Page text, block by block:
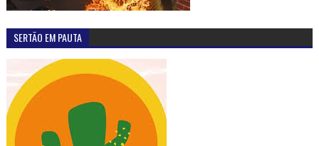
SERTÃO EM PAUTA